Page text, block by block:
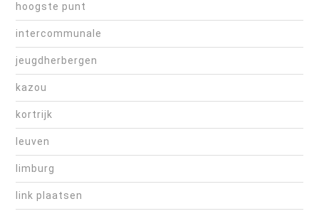
hoogste punt
intercommunale
jeugdherbergen
kazou
kortrijk
leuven
limburg
link plaatsen